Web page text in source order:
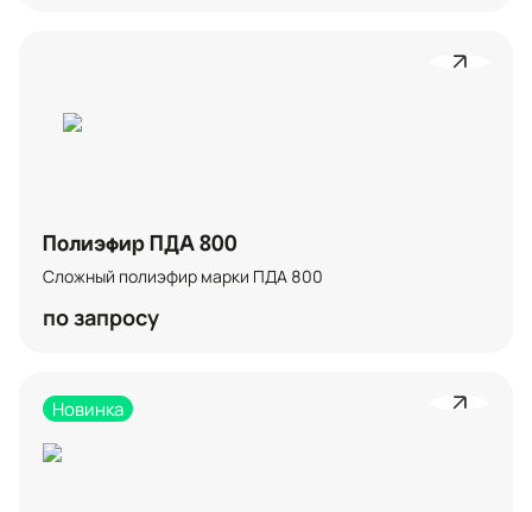
Полиэфир ПДА 800
Сложный полиэфир марки ПДА 800
по запросу
Новинка